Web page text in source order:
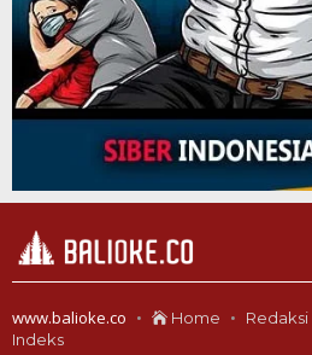
www.balioke.co Home Redaksi
Indeks